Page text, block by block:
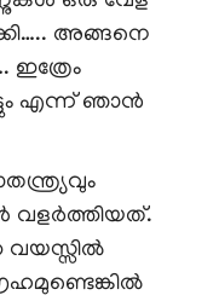
അങ്ങനെ
ഇത്രേം
എന്ന് ഞാൻ
വളർത്തിയത്.